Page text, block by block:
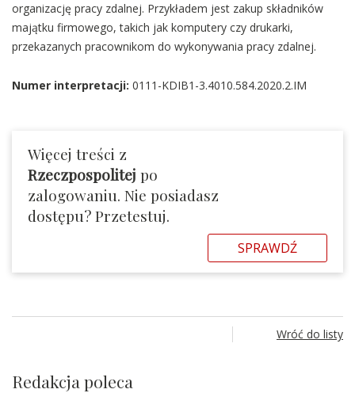
organizację pracy zdalnej. Przykładem jest zakup składników
majątku firmowego, takich jak komputery czy drukarki,
przekazanych pracownikom do wykonywania pracy zdalnej.
Numer interpretacji: 0111-KDIB1-3.4010.584.2020.2.IM
Więcej treści z
Rzeczpospolitej po
zalogowaniu. Nie posiadasz
dostępu? Przetestuj.
SPRAWDŹ
Wróć do listy
Redakcja poleca